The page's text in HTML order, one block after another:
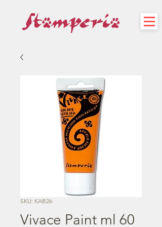
SKU: KAB26
Vivace Paint ml 60